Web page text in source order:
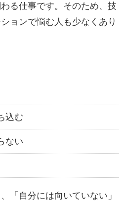
る仕事です。そのため、技
ョンで悩む人も少なくあり
込む
ない
「自分には向いていない」